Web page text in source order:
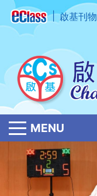
啟基刊物
MENU